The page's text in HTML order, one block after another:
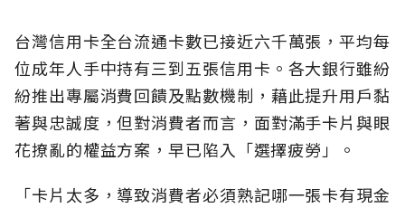
台灣信用卡全台流通卡數已接近六千萬張，平均每
位成年人手中持有三到五張信用卡。各大銀行雖紛
紛推出專屬消費回饋及點數機制，藉此提升用戶黏
著與忠誠度，但對消費者而言，面對滿手卡片與眼
花撩亂的權益方案，早已陷入「選擇疲勞」。
「卡片太多，導致消費者必須熟記哪一張卡有現金